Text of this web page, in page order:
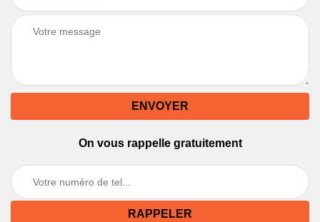
On vous rappelle gratuitement